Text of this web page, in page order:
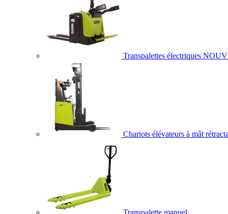
Transpalettes électriques
Chariots élévateurs à mât
Transpalette manuel